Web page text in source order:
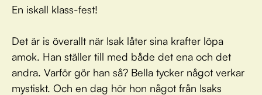
En iskall klass-fest!
Det är is överallt när Isak låter sina krafter löpa
amok. Han ställer till med både det ena och det
andra. Varför gör han så? Bella tycker något verkar
mystiskt. Och en dag hör hon något från Isaks